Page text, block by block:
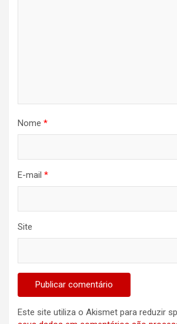
Nome *
E-mail *
Site
Este site utiliza o Akismet para reduzir